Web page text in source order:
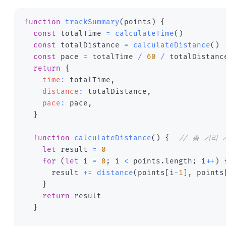
function trackSummary( points )
{
const totalTime = calculateTime( )
const totalDistance = calculateDistance( )
const pace = totalTime / 60 /
return
{
time : totalTime ,
distance : totalDistance ,
pace : pace ,
}
function calculateDistance( ) {
// 총 거리
let result =
0
for
(let i = 0 ; i < points .length ; i++ )
      result
+= distance( points i-1 , points
}
return
}